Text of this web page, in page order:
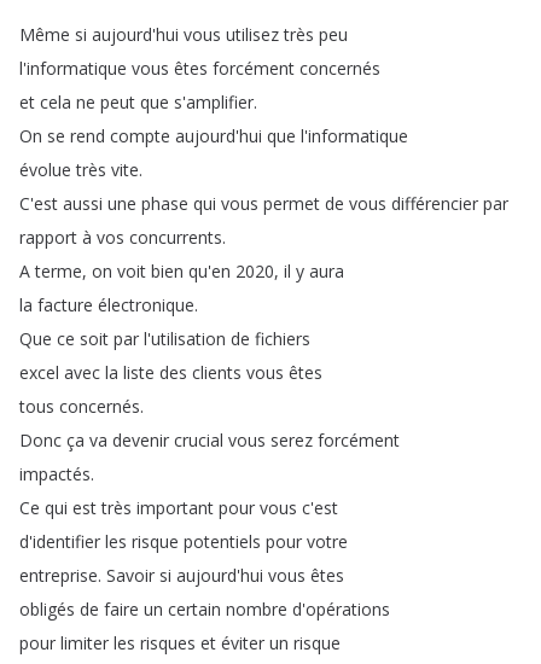
Même si aujourd'hui vous utilisez très peu
l'informatique vous êtes forcément concernés
et cela ne peut que s'amplifier.
On se rend compte aujourd'hui que l'informatique
évolue très vite.
C'est aussi une phase qui vous permet de vous différencier par
rapport à vos concurrents.
A terme, on voit bien qu'en 2020, il y aura
la facture électronique.
Que ce soit par l'utilisation de fichiers
excel avec la liste des clients vous êtes
tous concernés.
Donc ça va devenir crucial vous serez forcément
impactés.
Ce qui est très important pour vous c'est
d'identifier les risque potentiels pour votre
entreprise. Savoir si aujourd'hui vous êtes
obligés de faire un certain nombre d'opérations
pour limiter les risques et éviter un risque